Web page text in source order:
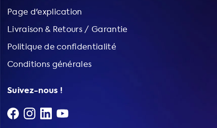
Page d'explication
Livraison & Retours / Garantie
Politique de confidentialité
Conditions générales
Suivez-nous !